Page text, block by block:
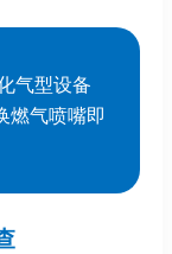
气型设备
燃气喷嘴即